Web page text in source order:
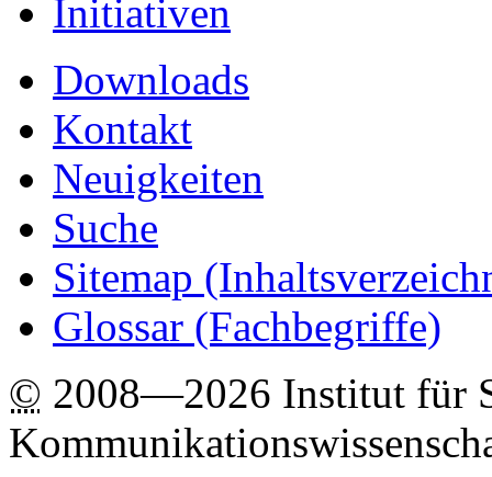
Initiativen
Downloads
Kontakt
Neuigkeiten
Suche
Sitemap
Glossar (Fachbegriffe)
© 2008—2026 Institut für